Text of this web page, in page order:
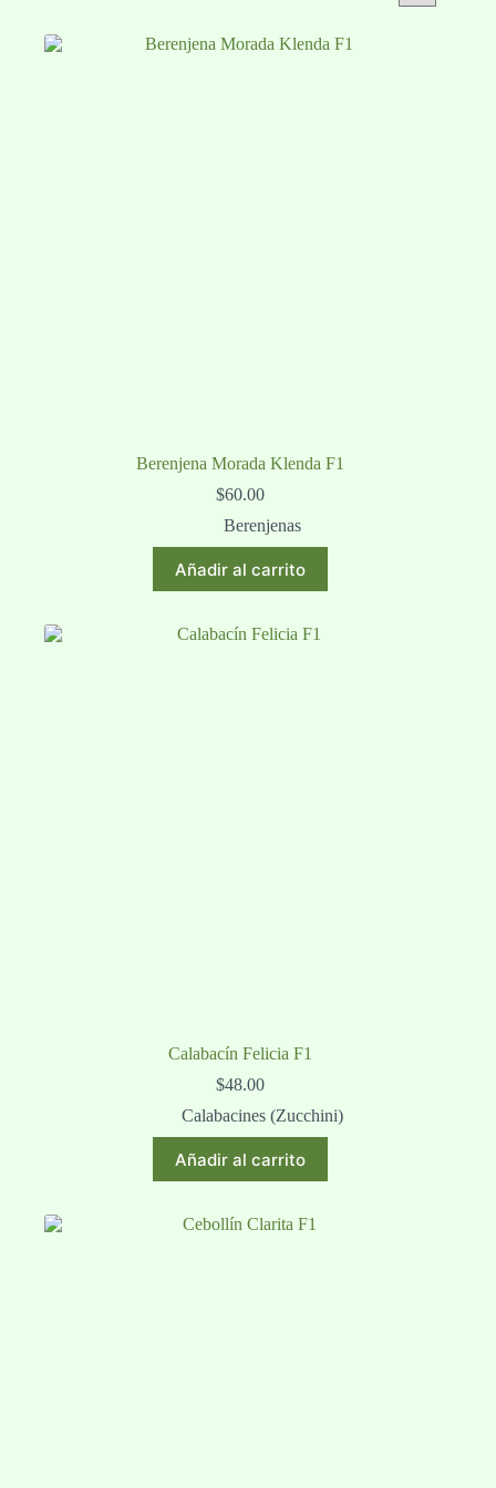
Berenjena Morada Klenda F1
$60.00
Berenjenas
Añadir al carrito
Calabacín Felicia F1
$48.00
Calabacines (Zucchini)
Añadir al carrito